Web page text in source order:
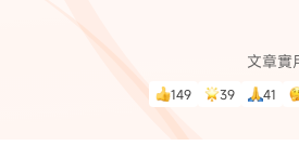
資訊中心
文章實
149 39 41